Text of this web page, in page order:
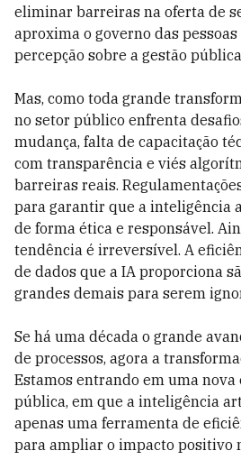
eliminar barreiras na oferta de
aproxima o governo das
percepção sobre a gestão
Mas, como toda grande
no setor público enfrenta
mudança, falta de capacitação
com transparência e viés
barreiras reais.
para garantir que a inteligência
de forma ética e responsável.
tendência é irreversível. A
de dados que a IA proporciona
grandes demais para serem
Se há uma década o grande
de processos, agora a
Estamos entrando em uma nova
pública, em que a inteligência
apenas uma ferramenta de
para ampliar o impacto positivo